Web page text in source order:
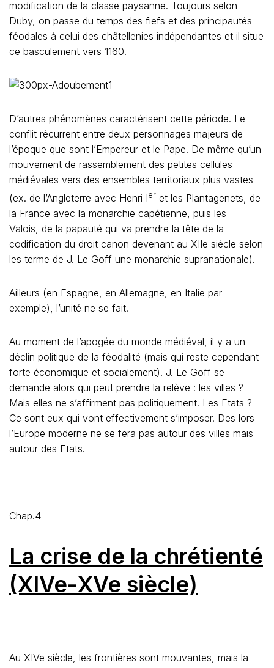
modification de la classe paysanne. Toujours selon
Duby, on passe du temps des fiefs et des principautés
féodales à celui des châtellenies indépendantes et il situe
ce basculement vers 1160.
D’autres phénomènes caractérisent cette période. Le
conflit récurrent entre deux personnages majeurs de
l’époque que sont l’Empereur et le Pape. De même qu’un
mouvement de rassemblement des petites cellules
médiévales vers des ensembles territoriaux plus vastes
(ex. de l’Angleterre avec Henri Ier et les Plantagenets, de
la France avec la monarchie capétienne, puis les
Valois, de la papauté qui va prendre la tête de la
codification du droit canon devenant au XIIe siècle selon
les terme de J. Le Goff une monarchie supranationale).
Ailleurs (en Espagne, en Allemagne, en Italie par
exemple), l’unité ne se fait.
Au moment de l’apogée du monde médiéval, il y a un
déclin politique de la féodalité (mais qui reste cependant
forte économique et socialement). J. Le Goff se
demande alors qui peut prendre la relève : les villes ?
Mais elles ne s’affirment pas politiquement. Les Etats ?
Ce sont eux qui vont effectivement s’imposer. Des lors
l’Europe moderne ne se fera pas autour des villes mais
autour des Etats.
Chap.4
La crise de la chrétienté
(XIVe-XVe siècle)
Au XIVe siècle, les frontières sont mouvantes, mais la